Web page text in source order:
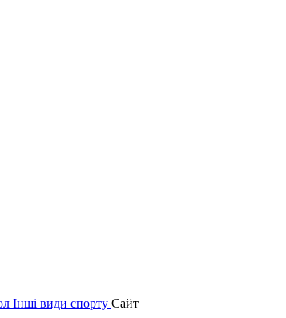
Інші види спорту Сайт